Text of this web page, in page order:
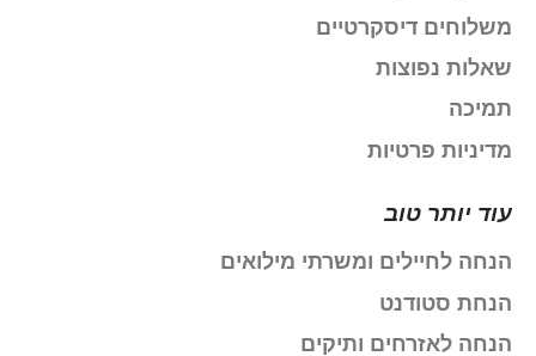
משלוחים דיסקרטיים
שאלות נפוצות
תמיכה
מדיניות פרטיות
עוד יותר טוב
הנחה לחיילים ומשרתי מילואים
הנחת סטודנט
הנחה לאזרחים ותיקים